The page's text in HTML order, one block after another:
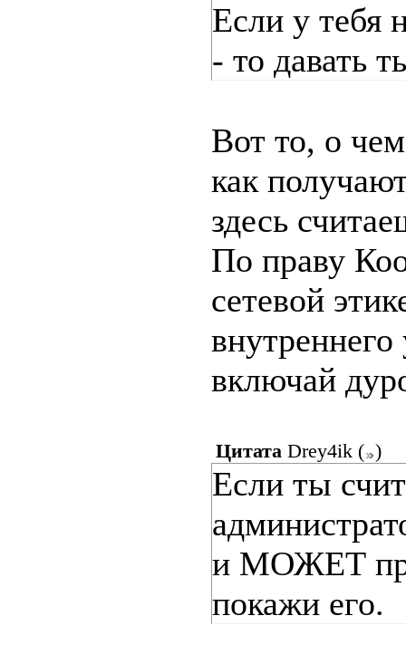
Если у тебя
- то давать
Вот то, о
как
здесь
По праву
сетевой
включай
Цитата Drey4ik ( )
Если ты
и МОЖЕТ
покажи его.